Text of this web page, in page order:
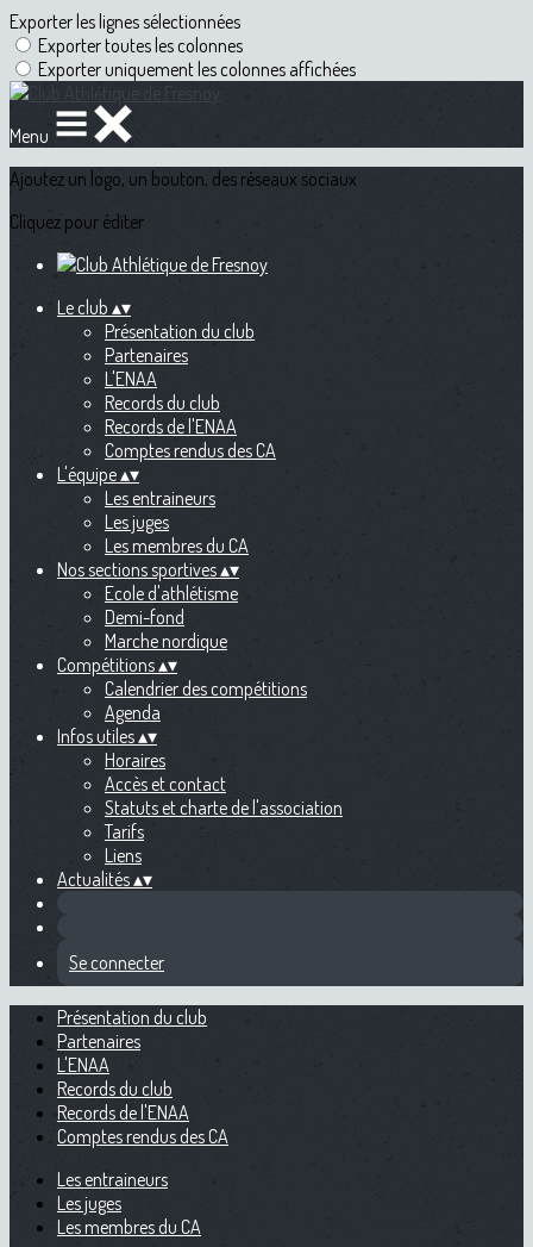
Exporter les lignes sélectionnées
Exporter toutes les colonnes
Exporter uniquement les colonnes affichées
Menu
Ajoutez un logo, un bouton, des réseaux sociaux
Cliquez pour éditer
Le club ▴▾
Présentation du club
Partenaires
L'ENAA
Records du club
Records de l'ENAA
Comptes rendus des CA
L'équipe▴▾
Les entraineurs
Les juges
Les membres du CA
Nos sections sportives▴▾
Ecole d'athlétisme
Demi-fond
Marche nordique
Compétitions▴▾
Calendrier des compétitions
Agenda
Infos utiles▴▾
Horaires
Accès et contact
Statuts et charte de l'association
Tarifs
Liens
Actualités▴▾
Se connecter
Présentation du club
Partenaires
L'ENAA
Records du club
Records de l'ENAA
Comptes rendus des CA
Les entraineurs
Les juges
Les membres du CA